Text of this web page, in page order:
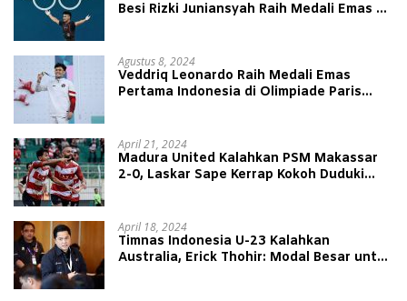
Besi Rizki Juniansyah Raih Medali Emas di
Agustus 8, 2024
Veddriq Leonardo Raih Medali Emas
Pertama Indonesia di Olimpiade Paris
April 21, 2024
Madura United Kalahkan PSM Makassar
2-0, Laskar Sape Kerrap Kokoh Duduki
April 18, 2024
Timnas Indonesia U-23 Kalahkan
Australia, Erick Thohir: Modal Besar untuk